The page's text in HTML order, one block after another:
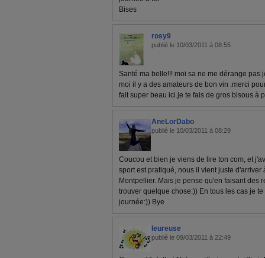
Bises
rosy9
publié le 10/03/2011 à 08:55
Santé ma belle!!! moi sa ne me dérange pas
moi il y a des amateurs de bon vin .merci
fait super beau ici.je te fais de gros bisous à
AneLorDabo
publié le 10/03/2011 à 08:29
Coucou et bien je viens de lire ton com, et
sport est pratiqué, nous il vient juste
Montpellier. Mais je pense qu'en faisant des
trouver quelque chose:)) En tous les cas je
journée:)) Bye
leureuse
publié le 09/03/2011 à 22:49